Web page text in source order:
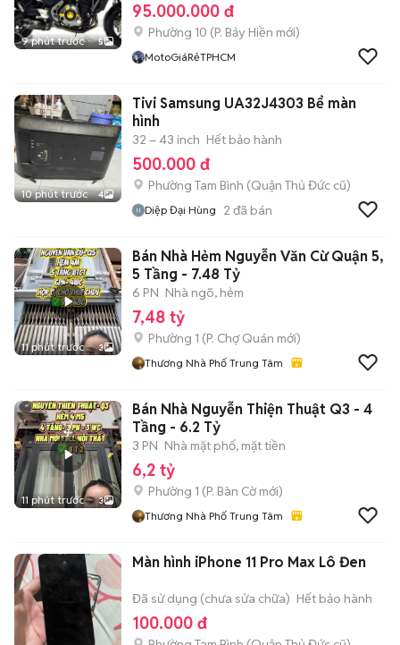
9 phút trước 5
95.000.000 đ
Phường 10 (P. Bảy Hiền mới)
MotoGiáRẻTPHCM
10 phút trước 4
Tivi Samsung UA32J4303 Bể màn
hình
32 – 43 inch Hết bảo hành
500.000 đ
Phường Tam Bình (Quận Thủ Đức cũ)
Diệp Đại Hùng 2 đã bán
11 phút trước 3
Bán Nhà Hẻm Nguyễn Văn Cừ Quận 5,
5 Tầng - 7.48 Tỷ
6 PN Nhà ngõ, hẻm
7,48 tỷ
Phường 1 (P. Chợ Quán mới)
Thương Nhà Phố Trung Tâm
11 phút trước 3
Bán Nhà Nguyễn Thiện Thuật Q3 - 4
Tầng - 6.2 Tỷ
3 PN Nhà mặt phố, mặt tiền
6,2 tỷ
Phường 1 (P. Bàn Cờmới)
Thương Nhà Phố Trung Tâm
Màn hình iPhone 11 Pro Max Lô Đen
Đã sử dụng (chưa sửa chữa) Hết bảo hành
100.000 đ